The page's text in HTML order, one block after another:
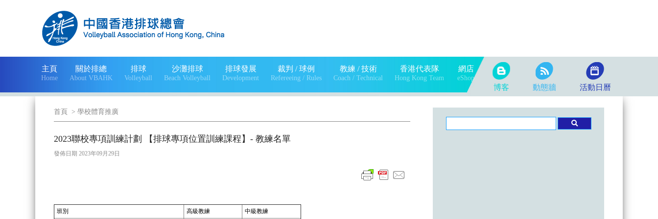
主頁
Home
關於排總
About VBAHK
排球
Volleyball
沙灘排球
Beach Volleyball
排球發展
Development
裁判 / 球例
Refereeing / Rules
教練 / 技術
Coach / Technical
香港代表隊
Hong Kong Team
網店
eShop
博客 動態牆 活動日曆
首頁 > 學校體育推廣
2023聯校專項訓練計劃 【排球專項位置訓練課程】- 教練名單
發佈日期 2023年09月29日
班別 高級教練
中級教練